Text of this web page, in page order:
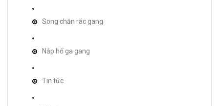
Song chắn rác gang
Nắp hố ga gang
Tin tức